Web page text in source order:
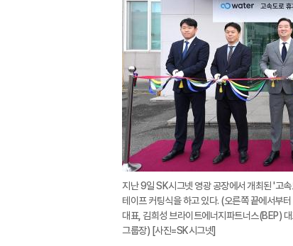
지난 9일 SK시그넷 영광 공장에서 개최된 '고
테이프 커팅식을 하고 있다. (오른쪽 끝에서부
대표, 김희성 브라이트에너지파트너스(BEP)
그룹장) [사진=SK시그넷]